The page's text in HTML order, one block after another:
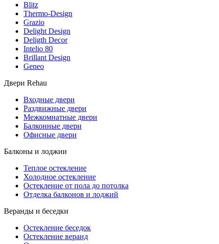
Blitz
Thermo-Design
Grazio
Delight Design
Deligth Decor
Intelio 80
Brillant Design
Geneo
Двери Rehau
Входные двери
Раздвижные двери
Межкомнатные двери
Балконные двери
Офисные двери
Балконы и лоджии
Теплое остекление
Холодное остекление
Остекление от пола до потолка
Отделка балконов и лоджий
Веранды и беседки
Остекление беседок
Остекление веранд